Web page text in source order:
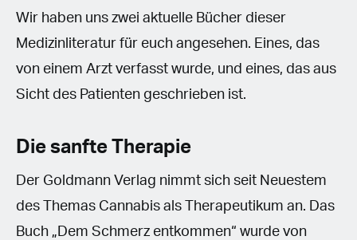
Wir haben uns zwei aktuelle Bücher dieser
Medizinliteratur für euch angesehen. Eines, das
von einem Arzt verfasst wurde, und eines, das aus
Sicht des Patienten geschrieben ist.
Die sanfte Therapie
Der Goldmann Verlag nimmt sich seit Neuestem
des Themas Cannabis als Therapeutikum an. Das
Buch „Dem Schmerz entkommen“ wurde von